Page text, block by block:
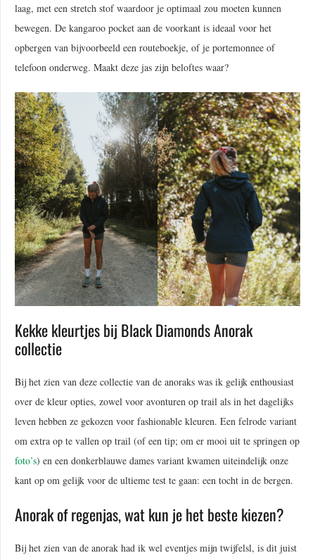
laag, met een stretch stof waardoor je optimaal zou moeten kunnen
bewegen. De kangaroo pocket aan de voorkant is ideaal voor het
opbergen van bijvoorbeeld een routeboekje, of je portemonnee of
telefoon onderweg. Maakt deze jas zijn beloftes waar?
Kekke kleurtjes bij Black Diamonds Anorak
collectie
Bij het zien van deze collectie van de anoraks was ik gelijk enthousiast
over de kleur opties, zowel voor avonturen op trail als in het dagelijks
leven hebben ze gekozen voor fashionable kleuren. Een felrode variant
om extra op te vallen op trail (of een tip; om er mooi uit te springen op
foto’s) en een donkerblauwe dames variant kwamen uiteindelijk onze
kant op om gelijk voor de ultieme test te gaan: een tocht in de bergen.
Anorak of regenjas, wat kun je het beste kiezen?
Bij het zien van de anorak had ik wel eventjes mijn twijfelsl, is dit juist